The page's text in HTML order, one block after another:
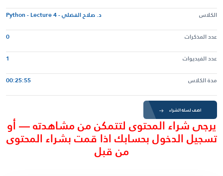
الكلاس
د. صلاح الفضلي - Python - Lecture 4
عدد المذكرات
0
عدد الفيديوات
1
مدة الكلاس
00:25:55
اضف لسلة الشراء
يرجى شراء المحتوى لتتمكن من مشاهدته — أو
تسجيل الدخول بحسابك اذا قمت بشراء المحتوى
من قبل